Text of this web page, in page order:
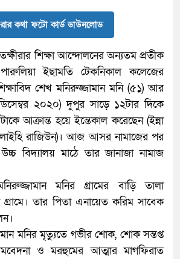
কথা ফটো কার্ড ডাউনলোড
শিক্ষা আন্দোলনের অন্যতম প্রতীক
ইছামতি টেকনিকাল কলেজের
শিক্ষাবিদ শেখ মনিরুজ্জামান মনি (৫১) আর
২০২০) দুপুর সাড়ে ১২টার দিকে
আক্রান্ত হয়ে ইন্তেকাল করেছেন (ইন্না
ইলাইহি রাজিউন)। আজ আসর নামাজের পর
উচ্চ বিদ্যালয় মাঠে তার জানাজা নামাজ
মনির গ্রামের বাড়ি তালা
গ্রামে। তার পিতা এনায়েত করিম সাবেক
মনির মৃত্যুতে গভীর শোক, শোক সন্তপ্ত
ও মরহুমের আত্মার মাগফিরাত